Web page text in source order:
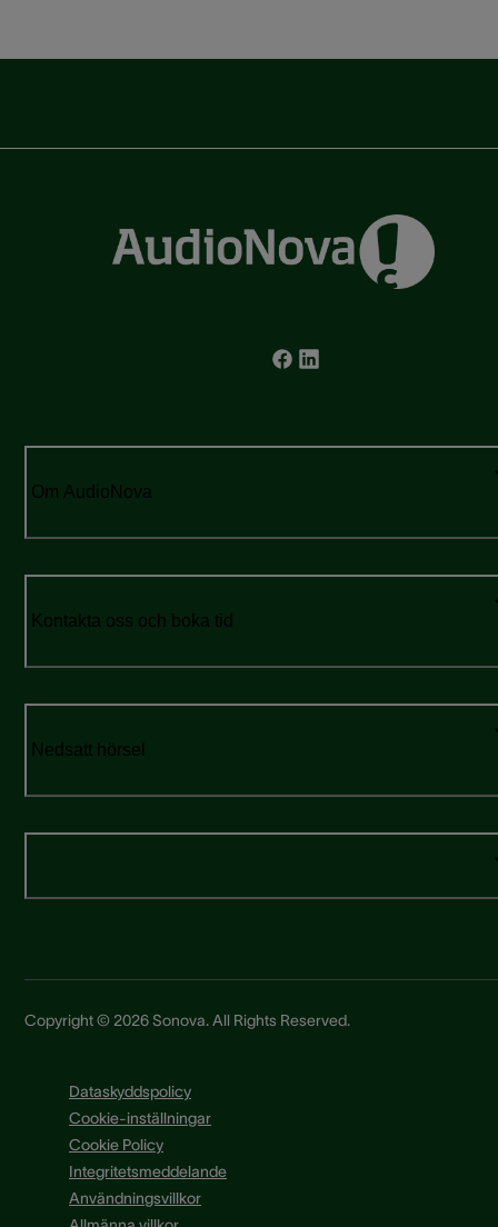
Om AudioNova
Kontakta oss och boka tid
Nedsatt hörsel
Copyright © 2026 Sonova. All Rights Reserved.
Dataskyddspolicy
Cookie-inställningar
Cookie Policy
Integritetsmeddelande
Användningsvillkor